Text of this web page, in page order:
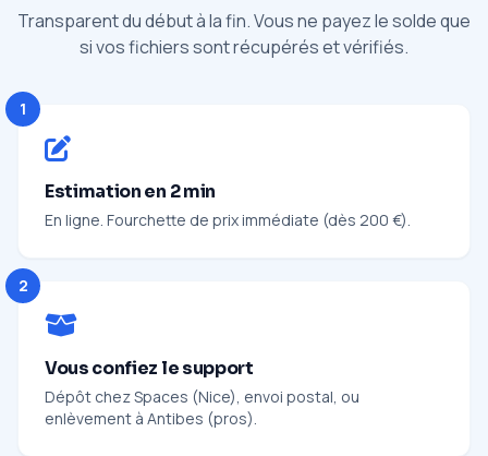
Transparent du début à la fin. Vous ne payez le solde que
si vos fichiers sont récupérés et vérifiés.
1
Estimation en 2 min
En ligne. Fourchette de prix immédiate (dès 200 €).
2
Vous confiez le support
Dépôt chez Spaces (Nice), envoi postal, ou
enlèvement à Antibes (pros).